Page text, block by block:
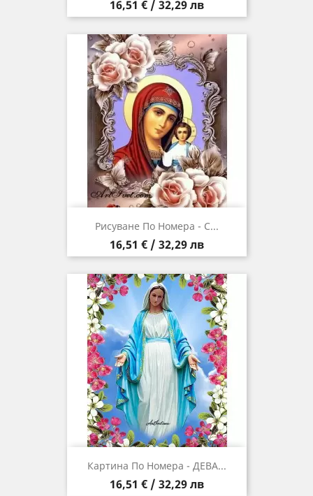
Цена
16,51 € / 32,29 лв
Рисуване По Номера - С...
Цена
16,51 € / 32,29 лв
Картина По Номера - ДЕВА...
Цена
16,51 € / 32,29 лв